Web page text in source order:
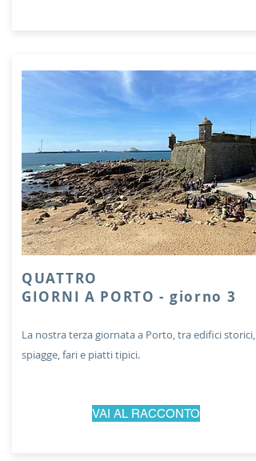
QUATTRO
GIORNI A PORTO - giorno 3
La nostra terza giornata a Porto, tra edifici storici,
spiagge, fari e piatti tipici.
VAI AL RACCONTO